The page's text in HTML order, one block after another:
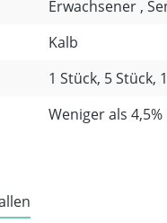
Erwachsener ,
Kalb
1 Stück, 5 Stück,
Weniger als 4,5%